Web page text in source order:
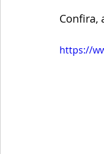
Confira,
https://